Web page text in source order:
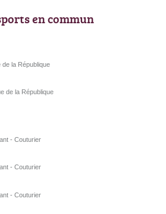
en commun
la République
de la République
- Couturier
- Couturier
- Couturier